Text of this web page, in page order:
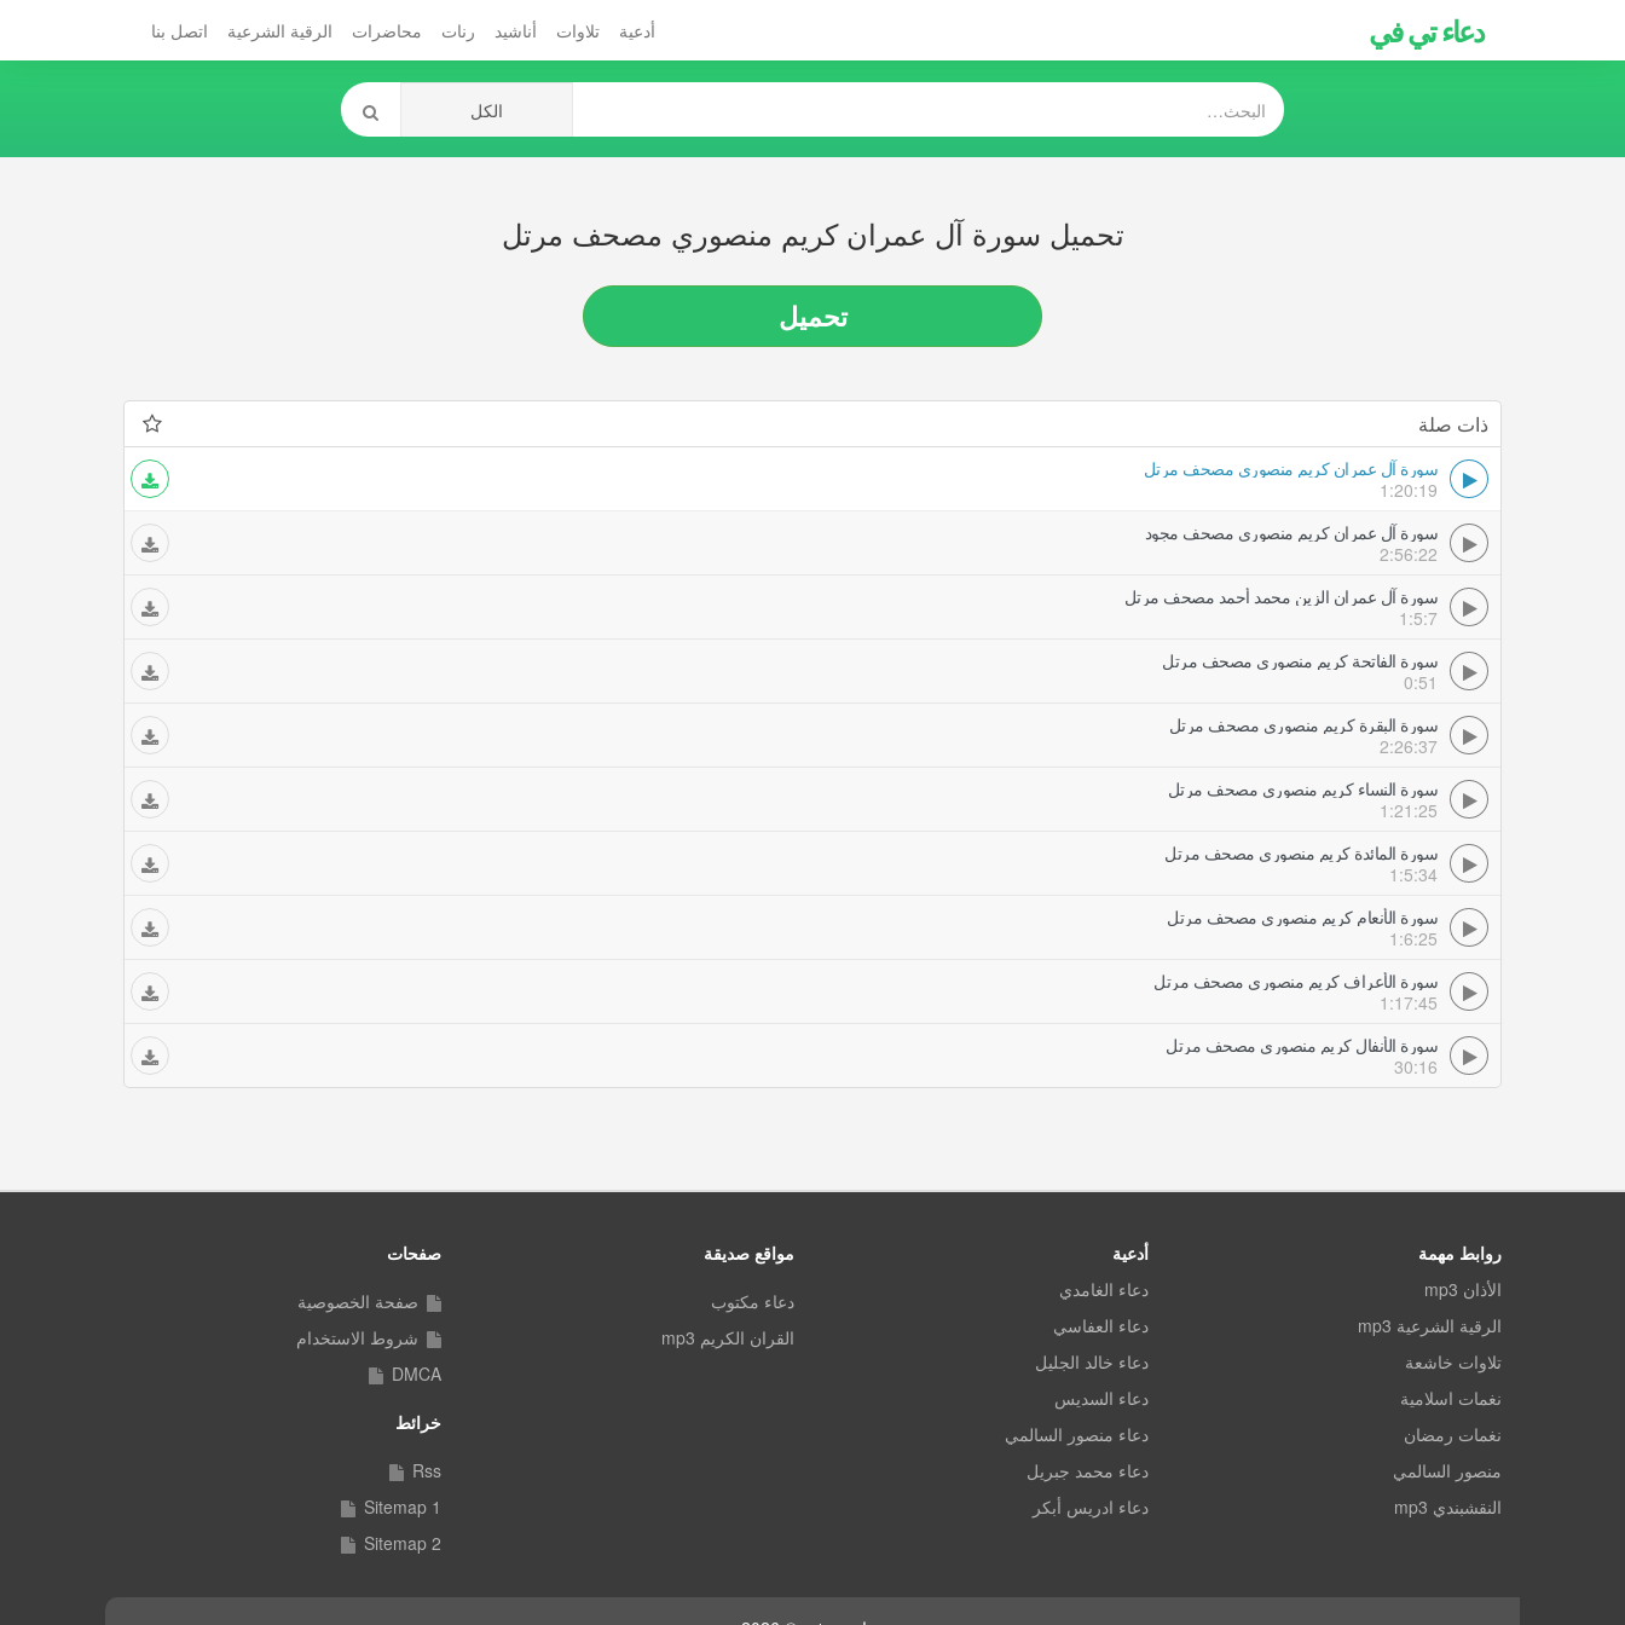
دعاء تي في أدعية تلاوات أناشيد رنات محاضرات الرقية الشرعية اتصل بنا
تحميل سورة آل عمران كريم منصوري مصحف مرتل
تحميل
ذات صلة
سورة آل عمران كريم منصوري مصحف مرتل
1:20:19
سورة آل عمران كريم منصوري مصحف مجود
2:56:22
سورة آل عمران الزين محمد أحمد مصحف مرتل
1:5:7
سورة الفاتحة كريم منصوري مصحف مرتل
0:51
سورة البقرة كريم منصوري مصحف مرتل
2:26:37
سورة النساء كريم منصوري مصحف مرتل
1:21:25
سورة المائدة كريم منصوري مصحف مرتل
1:5:34
سورة الأنعام كريم منصوري مصحف مرتل
1:6:25
سورة الأعراف كريم منصوري مصحف مرتل
1:17:45
سورة الأنفال كريم منصوري مصحف مرتل
30:16
روابط مهمة
الأذان mp3
الرقية الشرعية mp3
تلاوات خاشعة
نغمات اسلامية
نغمات رمضان
منصور السالمي
النقشبندي mp3
أدعية
دعاء الغامدي
دعاء العفاسي
دعاء خالد الجليل
دعاء السديس
دعاء منصور السالمي
دعاء محمد جبريل
دعاء ادريس أبكر
مواقع صديقة
دعاء مكتوب
القران الكريم mp3
صفحات
صفحة الخصوصية
شروط الاستخدام
DMCA
خرائط
Rss
Sitemap 1
Sitemap 2